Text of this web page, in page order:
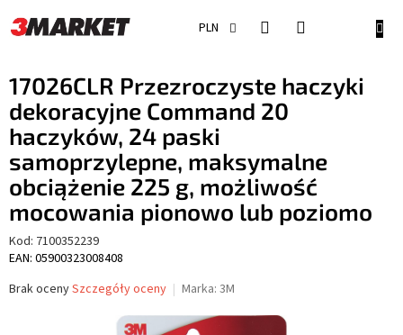
do
treści
PLN
17026CLR Przezroczyste haczyki
dekoracyjne Command 20
haczyków, 24 paski
samoprzylepne, maksymalne
obciążenie 225 g, możliwość
mocowania pionowo lub poziomo
Kod: 7100352239
EAN: 05900323008408
Średnia
Brak ocenySzczegóły oceny Marka: 3M